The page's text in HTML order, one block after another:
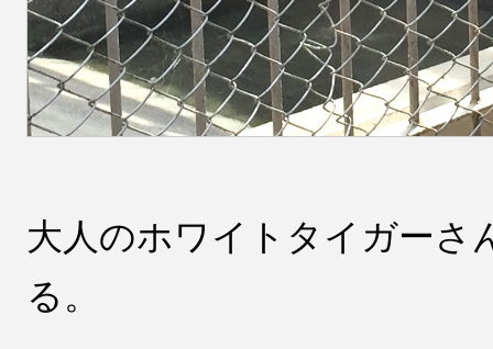
大人のホワイトタイガーさ
る。